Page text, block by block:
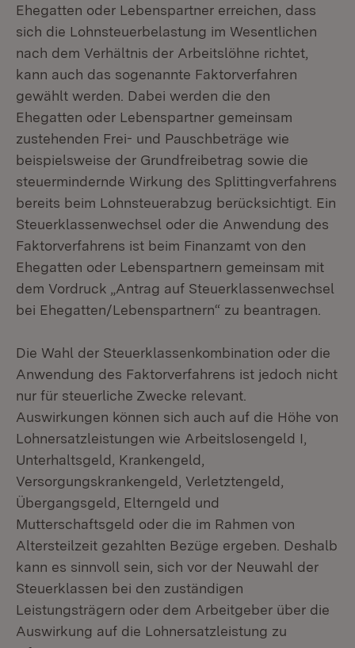
Ehegatten oder Lebenspartner erreichen, dass
sich die Lohnsteuerbelastung im Wesentlichen
nach dem Verhältnis der Arbeitslöhne richtet,
kann auch das sogenannte Faktorverfahren
gewählt werden. Dabei werden die den
Ehegatten oder Lebenspartner gemeinsam
zustehenden Frei- und Pauschbeträge wie
beispielsweise der Grundfreibetrag sowie die
steuermindernde Wirkung des Splittingverfahrens
bereits beim Lohnsteuerabzug berücksichtigt. Ein
Steuerklassenwechsel oder die Anwendung des
Faktorverfahrens ist beim Finanzamt von den
Ehegatten oder Lebenspartnern gemeinsam mit
dem Vordruck „Antrag auf Steuerklassenwechsel
bei Ehegatten/Lebenspartnern“ zu beantragen.
Die Wahl der Steuerklassenkombination oder die
Anwendung des Faktorverfahrens ist jedoch nicht
nur für steuerliche Zwecke relevant.
Auswirkungen können sich auch auf die Höhe von
Lohnersatzleistungen wie Arbeitslosengeld I,
Unterhaltsgeld, Krankengeld,
Versorgungskrankengeld, Verletztengeld,
Übergangsgeld, Elterngeld und
Mutterschaftsgeld oder die im Rahmen von
Altersteilzeit gezahlten Bezüge ergeben. Deshalb
kann es sinnvoll sein, sich vor der Neuwahl der
Steuerklassen bei den zuständigen
Leistungsträgern oder dem Arbeitgeber über die
Auswirkung auf die Lohnersatzleistung zu